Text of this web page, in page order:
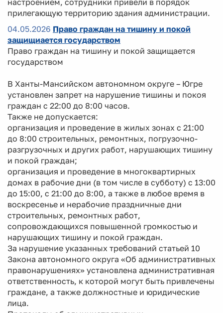
прилегающую территорию здания администрации.
04.05.2026 Право граждан на тишину и покой
защищиается государством
Право граждан на тишину и покой защищается
государством
В Ханты-Мансийском автономном округе – Югре
установлен запрет на нарушение тишины и покоя
граждан с 22:00 до 8:00 часов.
Также не допускается:
организация и проведение в жилых зонах с 21:00
до 8:00 строительных, ремонтных, погрузочно-
разгрузочных и других работ, нарушающих тишину
и покой граждан;
организация и проведение в многоквартирных
домах в рабочие дни (в том числе в субботу) с 13:00
до 15:00, с 21:00 до 8:00, а также в любое время в
воскресенье и нерабочие праздничные дни
строительных, ремонтных работ,
сопровождающихся повышенной громкостью и
нарушающих тишину и покой граждан.
За нарушение указанных требований статьей 10
Закона автономного округа «Об административных
правонарушениях» установлена административная
ответственность, к которой могут быть привлечены
граждане, а также должностные и юридические
лица.